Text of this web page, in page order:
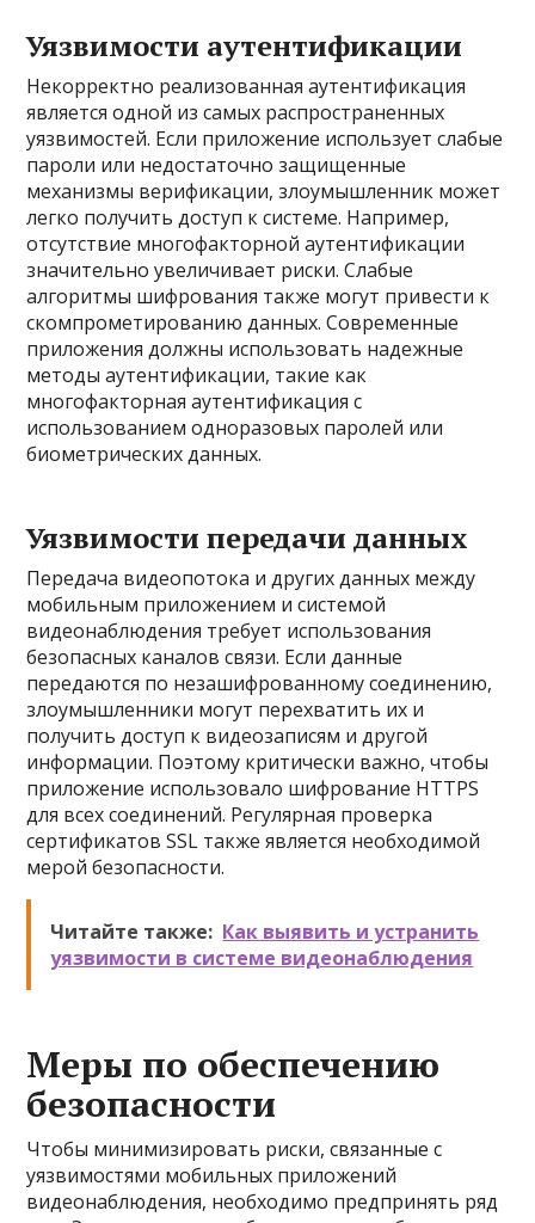
Уязвимости аутентификации
Некорректно реализованная аутентификация
является одной из самых распространенных
уязвимостей. Если приложение использует слабые
пароли или недостаточно защищенные
механизмы верификации, злоумышленник может
легко получить доступ к системе. Например,
отсутствие многофакторной аутентификации
значительно увеличивает риски. Слабые
алгоритмы шифрования также могут привести к
скомпрометированию данных. Современные
приложения должны использовать надежные
методы аутентификации, такие как
многофакторная аутентификация с
использованием одноразовых паролей или
биометрических данных.
Уязвимости передачи данных
Передача видеопотока и других данных между
мобильным приложением и системой
видеонаблюдения требует использования
безопасных каналов связи. Если данные
передаются по незашифрованному соединению,
злоумышленники могут перехватить их и
получить доступ к видеозаписям и другой
информации. Поэтому критически важно, чтобы
приложение использовало шифрование HTTPS
для всех соединений. Регулярная проверка
сертификатов SSL также является необходимой
мерой безопасности.
Читайте также: Как выявить и устранить
уязвимости в системе видеонаблюдения
Меры по обеспечению
безопасности
Чтобы минимизировать риски, связанные с
уязвимостями мобильных приложений
видеонаблюдения, необходимо предпринять ряд